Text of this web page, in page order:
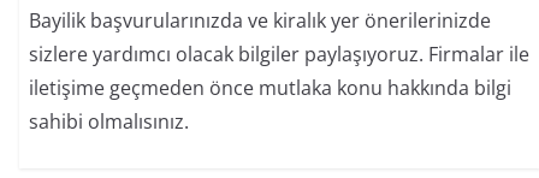
Bayilik başvurularınızda ve kiralık yer önerilerinizde
sizlere yardımcı olacak bilgiler paylaşıyoruz. Firmalar ile
iletişime geçmeden önce mutlaka konu hakkında bilgi
sahibi olmalısınız.